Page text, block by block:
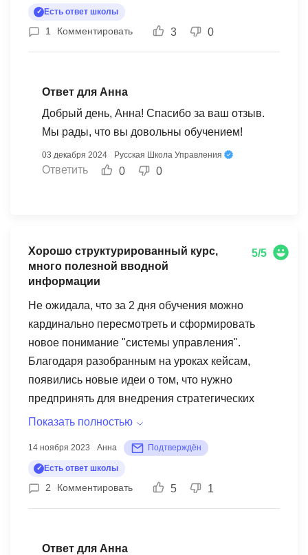
организаторам за новые знания и время,
проведенное с пользой.
Есть ответ школы
1 Комментировать 3 0
Ответ для Анна
Добрый день, Анна! Спасибо за ваш отзыв.
Мы рады, что вы довольны обучением!
03 декабря 2024 Русская Школа Управления
Ответить 0 0
Хорошо структурированный курс,
много полезной вводной
информации
5/5
Не ожидала, что за 2 дня обучения можно
кардинально пересмотреть и сформировать
новое понимание "системы управления".
Благодаря разобранным на уроках кейсам,
появились новые идеи о том, что нужно
предпринять для внедрения стратегических
изменений в компании и ее трансформации.
образовательный процесс, всегда отвечал на
вопросы и очень доходчиво на примерах все
объяснял. Рекомендую.
Показать полностью
14 ноября 2023 Анна Подтверждён
Есть ответ школы
2 Комментировать 5 1
Ответ для Анна